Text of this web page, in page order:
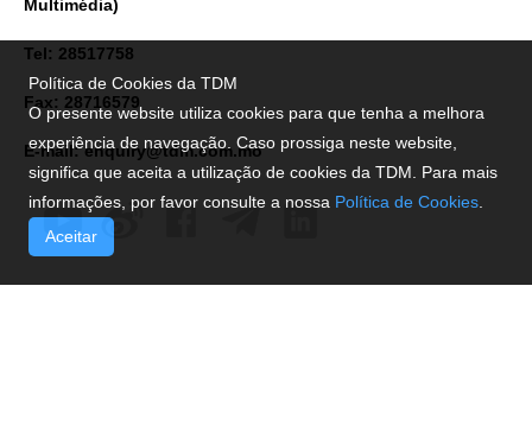
Multimédia)
Tel: 28517758
Fax: 28716579
E-mail:enquiry@tdm.com.mo
Política de Cookies da TDM
O presente website utiliza cookies para que tenha a melhora
experiência de navegação. Caso prossiga neste website,
significa que aceita a utilização de cookies da TDM. Para mais
informações, por favor consulte a nossa Política de Cookies
Aceitar